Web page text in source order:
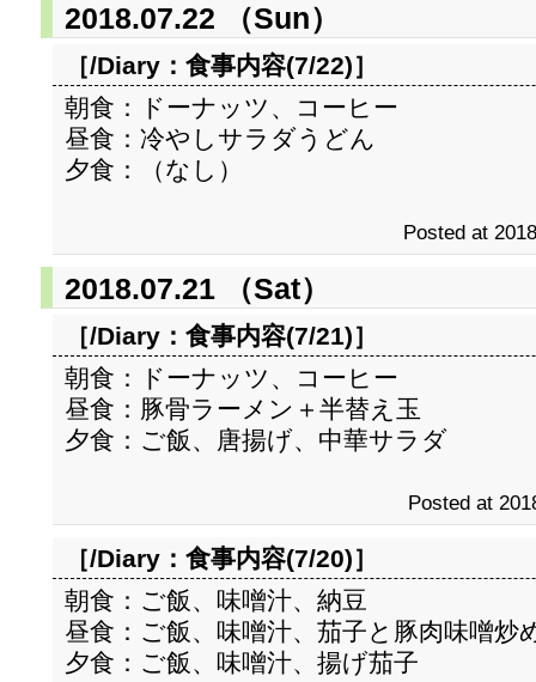
2018.07.22 （Sun）
［/Diary： 食事内容(7/22)］
朝食：ドーナッツ、コーヒー
昼食：冷やしサラダうどん
夕食：（なし）
Posted at
2018.07.21 （Sat）
［/Diary： 食事内容(7/21)］
朝食：ドーナッツ、コーヒー
昼食：豚骨ラーメン＋半替え玉
夕食：ご飯、唐揚げ、中華サラダ
Posted at
［/Diary： 食事内容(7/20)］
朝食：ご飯、味噌汁、納豆
昼食：ご飯、味噌汁、茄子と豚肉味噌炒
夕食：ご飯、味噌汁、揚げ茄子